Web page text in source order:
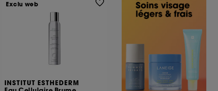
INSTITUT ESTHEDERM
Exclu web